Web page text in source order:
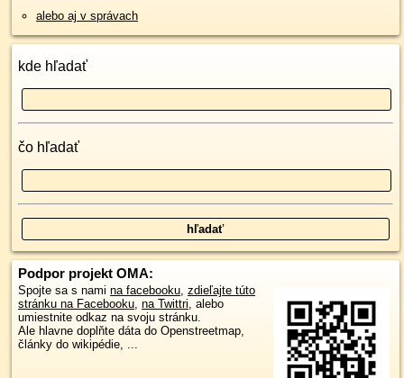
alebo aj v správach
kde hľadať
čo hľadať
Podpor projekt OMA:
Spojte sa s nami na facebooku, zdieľajte túto
stránku na Facebooku, na Twittri, alebo
umiestnite odkaz na svoju stránku.
Ale hlavne doplňte dáta do Openstreetmap,
články do wikipédie, ...